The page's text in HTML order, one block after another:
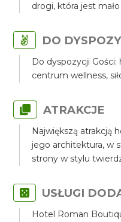
drogi, która jest
DO
Do dyspozycji Gości:
centrum wellness,
ATRAKCJE
Największą atrakcją
jego architektura, w
strony w stylu
USŁUGI
Hotel Roman